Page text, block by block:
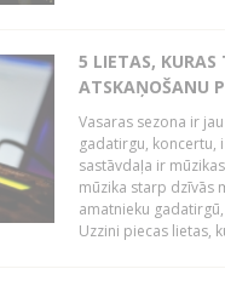
5 LIETAS, KURAS
ATSKAŅOŠANU
Vasaras sezona ir
gadatirgu, koncertu,
sastāvdaļa ir
mūzika starp dzīvās
amatnieku
Uzzini piecas lietas,